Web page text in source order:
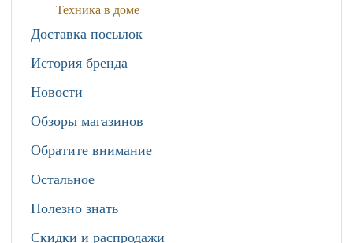
Техника в доме
Доставка посылок
История бренда
Новости
Обзоры магазинов
Обратите внимание
Остальное
Полезно знать
Скидки и распродажи